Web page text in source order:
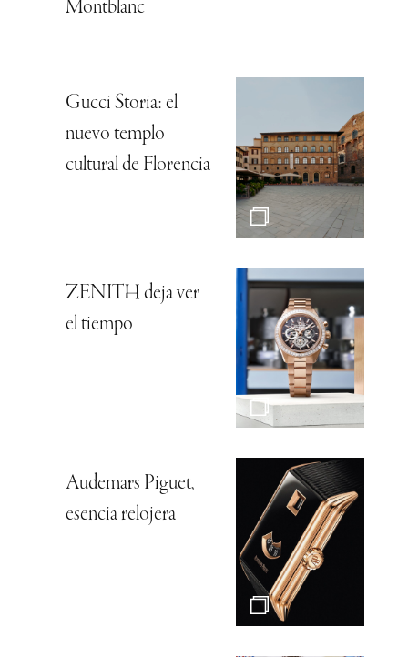
Montblanc
Gucci Storia: el
nuevo templo
cultural de Florencia
ZENITH deja ver
el tiempo
Audemars Piguet,
esencia relojera